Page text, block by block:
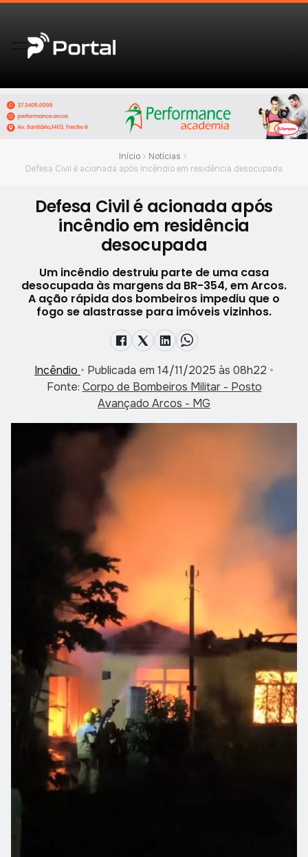
Início
Notícias
Defesa Civil é acionada após incêndio em residência desocupada
Defesa Civil é acionada após
incêndio em residência
desocupada
Um incêndio destruiu parte de uma casa
desocupada às margens da BR-354, em Arcos.
A ação rápida dos bombeiros impediu que o
fogo se alastrasse para imóveis vizinhos.
Incêndio • Publicada em 14/11/2025 às 08h22 •
Fonte: Corpo de Bombeiros Militar - Posto
Avançado Arcos - MG